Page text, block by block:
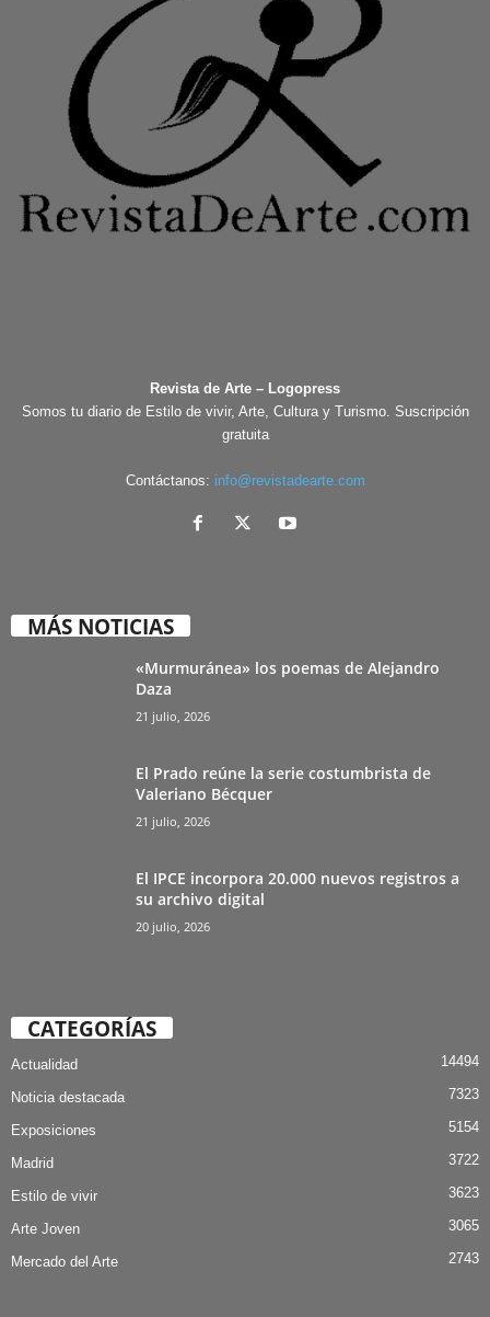
Revista de Arte – Logopress
Somos tu diario de Estilo de vivir, Arte, Cultura y Turismo. Suscripción
gratuita
Contáctanos: info@revistadearte.com
MÁS NOTICIAS
«Murmuránea» los poemas de Alejandro
Daza
21 julio, 2026
El Prado reúne la serie costumbrista de
Valeriano Bécquer
21 julio, 2026
El IPCE incorpora 20.000 nuevos registros a
su archivo digital
20 julio, 2026
CATEGORÍAS
Actualidad 14494
Noticia destacada 7323
Exposiciones 5154
Madrid 3722
Estilo de vivir 3623
Arte Joven 3065
Mercado del Arte 2743